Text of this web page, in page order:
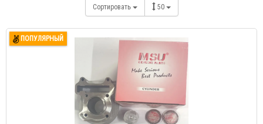
Сортировать 50
ПОПУЛЯРНЫЙ